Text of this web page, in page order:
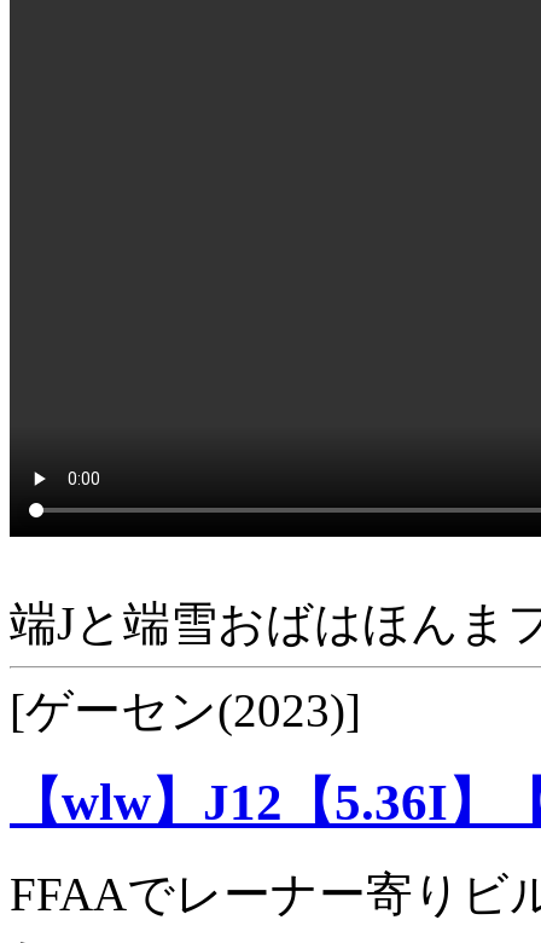
端Jと端雪おばはほんま
[ゲーセン(2023)]
【wlw】J12【5.36I】
FFAAでレーナー寄りビ